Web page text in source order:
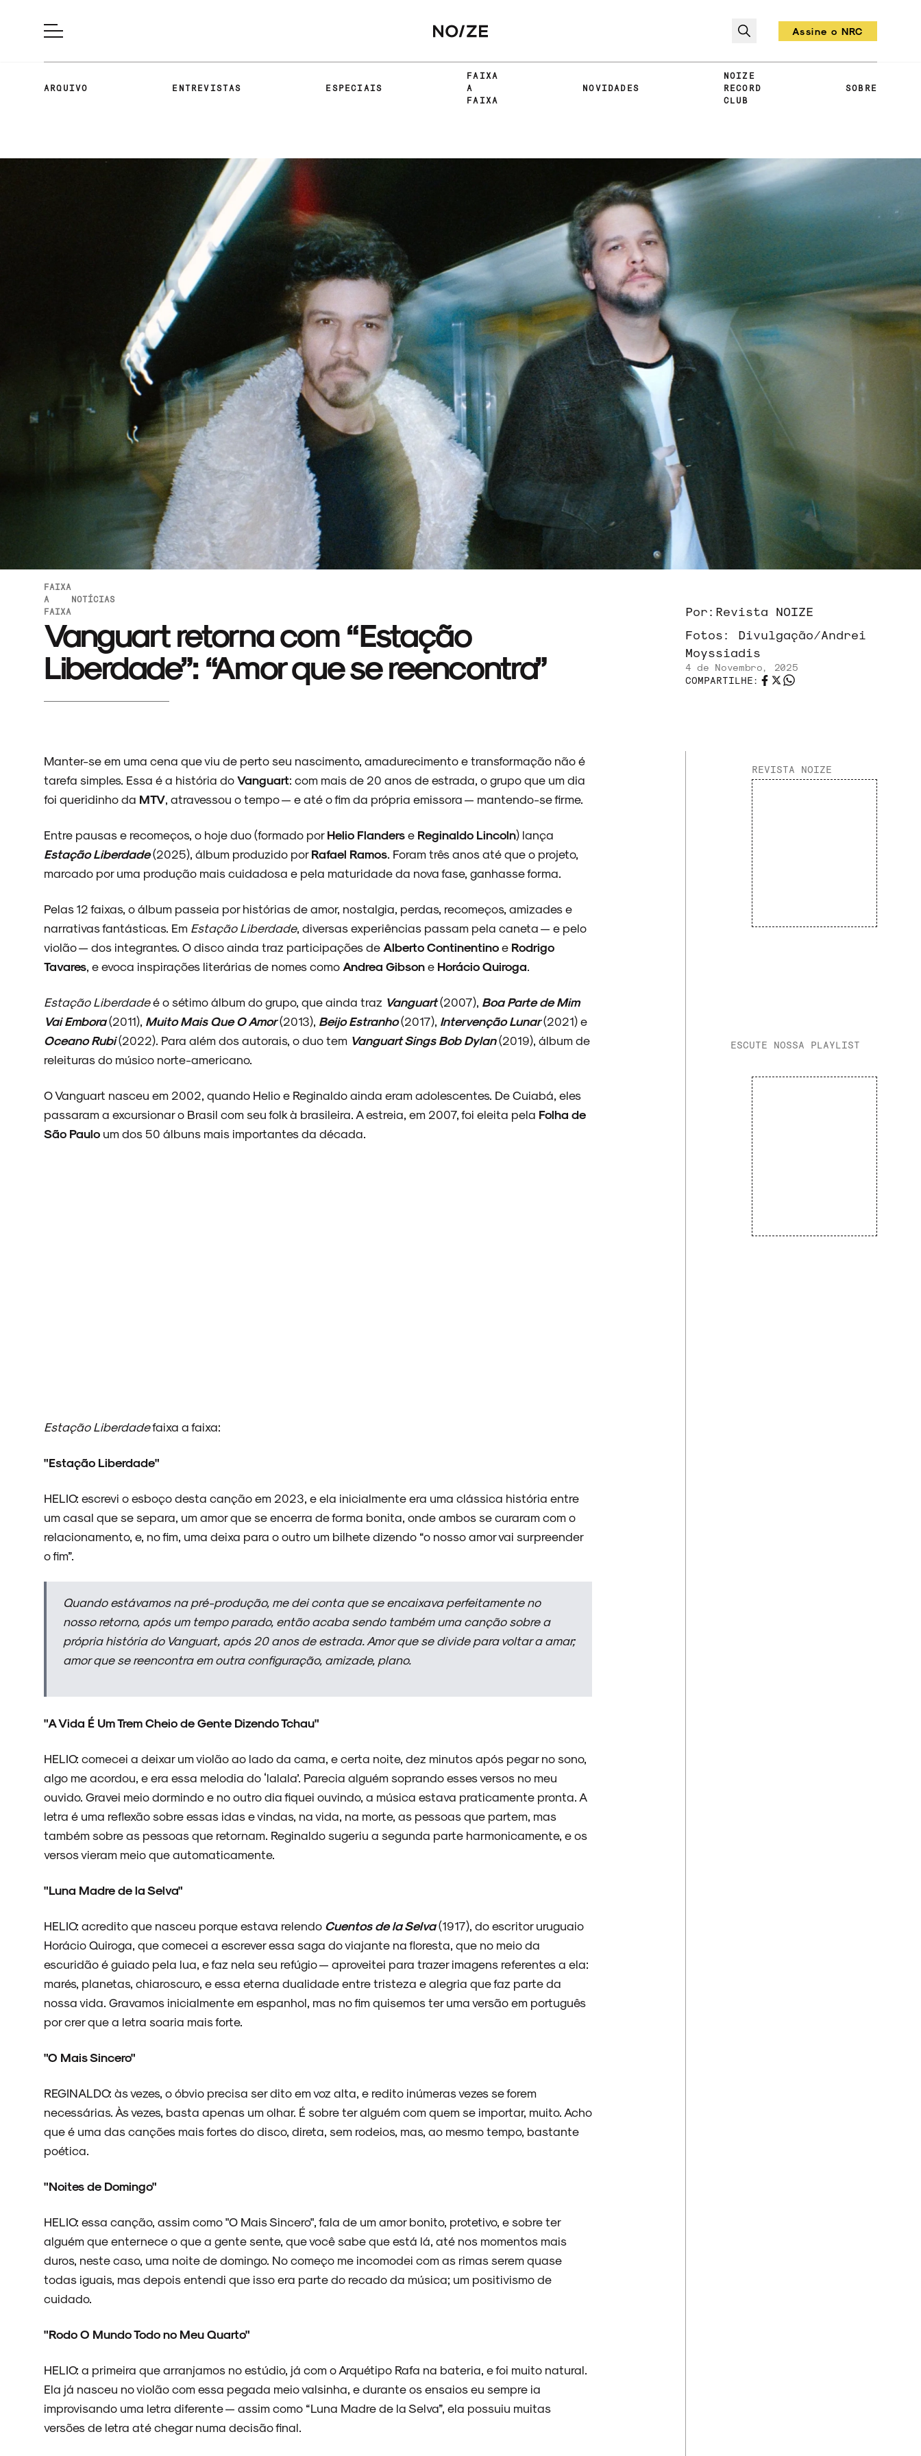
NOIZE RECORD CLUB
Assine o NRC
ARQUIVO ENTREVISTAS ESPECIAIS
FAIXA
A
FAIXA
NOVIDADES
NOIZE
RECORD
CLUB
SOBRE
FAIXA
A
FAIXA
NOTÍCIAS
Vanguart retorna com “Estação
Liberdade”: “Amor que se reencontra”
Por: Revista NOIZE
Fotos: Divulgação/Andrei
Moyssiadis
4 de Novembro, 2025
COMPARTILHE:
Manter-se em uma cena que viu de perto seu nascimento, amadurecimento e transformação não é
tarefa simples. Essa é a história doVanguart: com mais de 20 anos de estrada, o grupo que um dia
foi queridinho da MTV , atravessou o tempo — e até o fim da própria emissora — mantendo-se firme.
Entre pausas e recomeços, o hoje duo (formado porHelio Flanderse Reginaldo Lincoln) lança
Estação Liberdade(2025), álbum produzido porRafael Ramos . Foram três anos até que o projeto,
marcado por uma produção mais cuidadosa e pela maturidade da nova fase, ganhasse forma.
Pelas 12 faixas, o álbum passeia por histórias de amor, nostalgia, perdas, recomeços, amizades e
narrativas fantásticas. Em Estação Liberdade, diversas experiências passam pela caneta — e pelo
violão — dos integrantes. O disco ainda traz participações de Alberto Continentinoe Rodrigo
Tavares , e evoca inspirações literárias de nomes como Andrea Gibsone Horácio Quiroga
Estação Liberdadeé o sétimo álbum do grupo, que ainda traz Vanguart(2007), Boa Parte de Mim
Vai Embora(2011), Muito Mais Que O Amor(2013), Beijo Estranho(2017), Intervenção Lunar(2021) e
Oceano Rubi(2022). Para além dos autorais, o duo tem Vanguart Sings Bob Dylan(2019), álbum de
releituras do músico norte-americano.
O Vanguart nasceu em 2002, quando Helio e Reginaldo ainda eram adolescentes. De Cuiabá, eles
passaram a excursionar o Brasil com seu folk à brasileira. A estreia, em 2007, foi eleita pela Folha de
São Paulo um dos 50 álbuns mais importantes da década.
Estação Liberdadefaixa a faixa:
"Estação Liberdade"
HELIO: escrevi o esboço desta canção em 2023, e ela inicialmente era uma clássica história entre
um casal que se separa, um amor que se encerra de forma bonita, onde ambos se curaram com o
relacionamento, e, no fim, uma deixa para o outro um bilhete dizendo “o nosso amor vai surpreender
o fim”.
Quando estávamos na pré-produção, me dei conta que se encaixava perfeitamente no
nosso retorno, após um tempo parado, então acaba sendo também uma canção sobre a
própria história do Vanguart, após 20 anos de estrada. Amor que se divide para voltar a amar;
amor que se reencontra em outra configuração, amizade, plano.
"A Vida É Um Trem Cheio de Gente Dizendo Tchau"
HELIO: comecei a deixar um violão ao lado da cama, e certa noite, dez minutos após pegar no sono,
algo me acordou, e era essa melodia do ‘lalala’. Parecia alguém soprando esses versos no meu
ouvido. Gravei meio dormindo e no outro dia fiquei ouvindo, a música estava praticamente pronta. A
letra é uma reflexão sobre essas idas e vindas, na vida, na morte, as pessoas que partem, mas
também sobre as pessoas que retornam. Reginaldo sugeriu a segunda parte harmonicamente, e os
versos vieram meio que automaticamente.
"Luna Madre de la Selva"
HELIO: acredito que nasceu porque estava relendo Cuentos de la Selva(1917), do escritor uruguaio
Horácio Quiroga, que comecei a escrever essa saga do viajante na floresta, que no meio da
escuridão é guiado pela lua, e faz nela seu refúgio — aproveitei para trazer imagens referentes a ela:
marés, planetas, chiaroscuro, e essa eterna dualidade entre tristeza e alegria que faz parte da
nossa vida. Gravamos inicialmente em espanhol, mas no fim quisemos ter uma versão em português
por crer que a letra soaria mais forte.
"O Mais Sincero"
REGINALDO: às vezes, o óbvio precisa ser dito em voz alta, e redito inúmeras vezes se forem
necessárias. Às vezes, basta apenas um olhar. É sobre ter alguém com quem se importar, muito. Acho
que é uma das canções mais fortes do disco, direta, sem rodeios, mas, ao mesmo tempo, bastante
poética.
"Noites de Domingo"
HELIO: essa canção, assim como "O Mais Sincero", fala de um amor bonito, protetivo, e sobre ter
alguém que enternece o que a gente sente, que você sabe que está lá, até nos momentos mais
duros, neste caso, uma noite de domingo. No começo me incomodei com as rimas serem quase
todas iguais, mas depois entendi que isso era parte do recado da música; um positivismo de
cuidado.
"Rodo O Mundo Todo no Meu Quarto"
HELIO: a primeira que arranjamos no estúdio, já com o Arquétipo Rafa na bateria, e foi muito natural.
Ela já nasceu no violão com essa pegada meio valsinha, e durante os ensaios eu sempre ia
improvisando uma letra diferente — assim como “Luna Madre de la Selva”, ela possuiu muitas
versões de letra até chegar numa decisão final.
REVISTA NOIZE
ESCUTE NOSSA PLAYLIST